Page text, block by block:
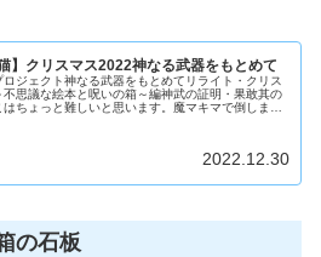
猫】クリスマス2022神なる武器をもとめて
ロジェクト神なる武器をもとめてリライト・クリス
不思議な絵本と呪いの箱～編神武の証明・果敢其の
はちょっと難しいと思います。魔マキマで倒しまし
2022.12.30
の石板